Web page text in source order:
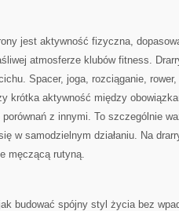
jest aktywność fizyczna,
atmosferze klubów fitness.
Spacer, joga, rozciąganie,
krótka aktywność między
z innymi. To szczególnie
w samodzielnym działaniu. Na
męczącą rutyną.
budować spójny styl życia bez